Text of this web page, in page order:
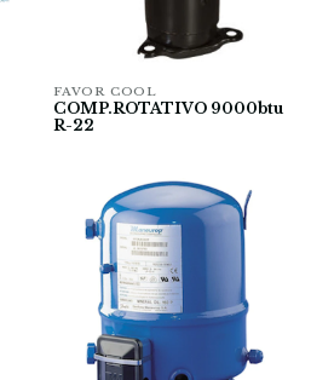
FAVOR COOL
COMP.ROTATIVO 9000btu
R-22